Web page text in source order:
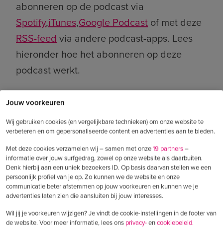
Jouw voorkeuren
Wij gebruiken cookies (en vergelijkbare technieken) om onze website te
verbeteren en om gepersonaliseerde content en advertenties aan te bieden.
Met deze cookies verzamelen wij – samen met onze19 partners–
informatie over jouw surfgedrag, zowel op onze website als daarbuiten.
Denk hierbij aan een uniek bezoekers ID. Op basis daarvan stellen we een
persoonlijk profiel van je op. Zo kunnen we de website en onze
communicatie beter afstemmen op jouw voorkeuren en kunnen we je
advertenties laten zien die aansluiten bij jouw interesses.
Wil jij je voorkeuren wijzigen? Je vindt de cookie-instellingen in de footer van
de website. Voor meer informatie, lees ons privacy-encookiebeleid.
abonneren op de podcast via
Spotify,iTunes,Google Podcast of met deze
RSS-feed via andere podcast-apps. Lees
hieronder hoe het abonneren op deze
podcast werkt.
Shownotes
Wat ons opviel